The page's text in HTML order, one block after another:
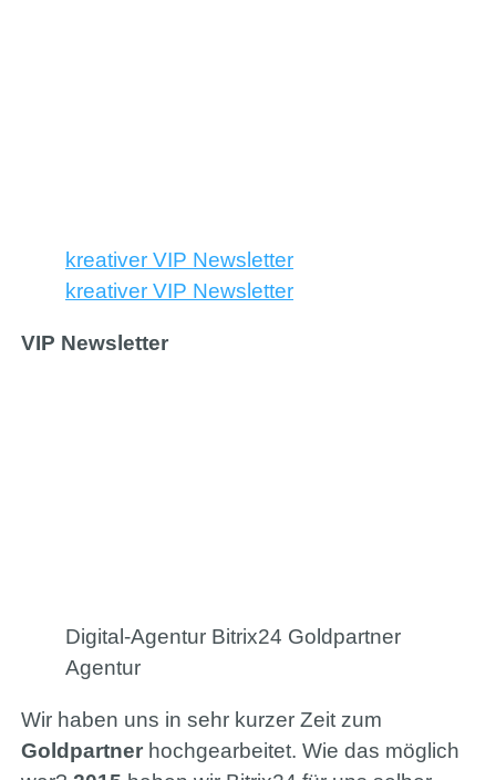
kreativer VIP Newsletter
kreativer VIP Newsletter
VIP Newsletter
Digital-Agentur Bitrix24 Goldpartner
Agentur
Wir haben uns in sehr kurzer Zeit zum
Goldpartner hochgearbeitet. Wie das möglich